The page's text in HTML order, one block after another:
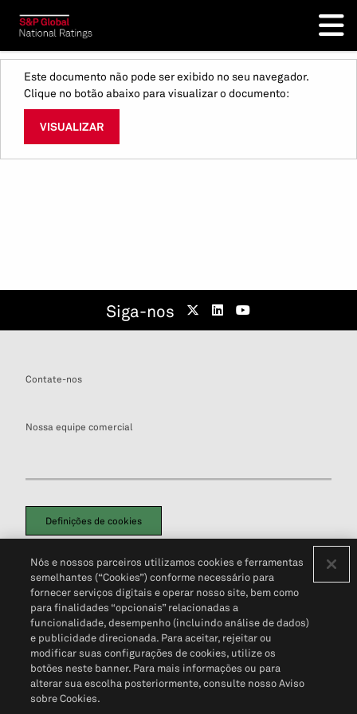
Este documento não pode ser exibido no seu navegador.
Clique no botão abaixo para visualizar o documento:
VISUALIZAR
Siga-nos
Contate-nos
Nossa equipe comercial
Definições de cookies
Política de PrivacidadePortal de privacidade do cliente (em inglês)
Não Venda Minhas Informações Pessoais© 2026 S&P Global
Nós e nossos parceiros utilizamos cookies e ferramentas
semelhantes (“Cookies”) conforme necessário para
fornecer serviços digitais e operar nosso site, bem como
para finalidades “opcionais” relacionadas a
funcionalidade, desempenho (incluindo análise de dados)
e publicidade direcionada. Para aceitar, rejeitar ou
modificar suas configurações de cookies, utilize os
botões neste banner. Para mais informações ou para
alterar sua escolha posteriormente, consulte nosso Aviso
sobre Cookies.